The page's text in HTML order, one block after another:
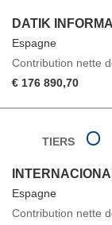
DATIK
Espagne
Contribution nette
€ 176 890,70
TIERS
Espagne
Contribution nette